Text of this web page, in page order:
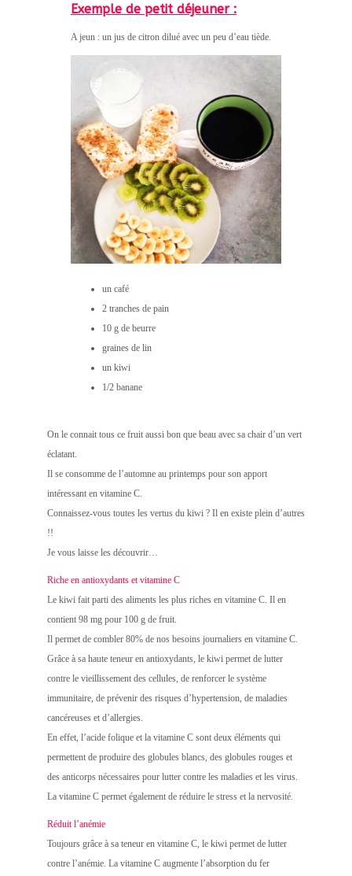
On le connait tous ce fruit aussi bon que beau avec sa chair d’un vert
éclatant.
Il se consomme de l’automne au printemps pour son apport
intéressant en vitamine C.
Connaissez-vous toutes les vertus du kiwi ? Il en existe plein d’autres
!!
Je vous laisse les découvrir…
Riche en antioxydants et vitamine C
Le kiwi fait parti des aliments les plus riches en vitamine C. Il en
contient 98 mg pour 100 g de fruit.
Il permet de combler 80% de nos besoins journaliers en vitamine C.
Grâce à sa haute teneur en antioxydants, le kiwi permet de lutter
contre le vieillissement des cellules, de renforcer le système
immunitaire, de prévenir des risques d’hypertension, de maladies
cancéreuses et d’allergies.
En effet, l’acide folique et la vitamine C sont deux éléments qui
permettent de produire des globules blancs, des globules rouges et
des anticorps nécessaires pour lutter contre les maladies et les virus.
La vitamine C permet également de réduire le stress et la nervosité.
Réduit l’anémie
Toujours grâce à sa teneur en vitamine C, le kiwi permet de lutter
contre l’anémie. La vitamine C augmente l’absorption du fer
Exemple de petit déjeuner :
A jeun : un jus de citron dilué avec un peu d’eau tiède.
un café
2 tranches de pain
10 g de beurre
graines de lin
un kiwi
1/2 banane